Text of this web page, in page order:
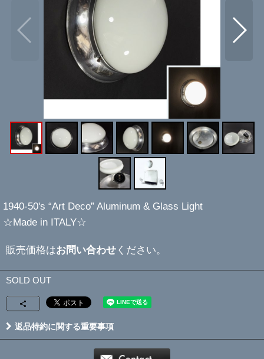
1940-50's “Art Deco” Aluminum & Glass Light
☆Made in ITALY☆
販売価格はお問い合わせ ください。
SOLD OUT
返品特約に関する重要事項